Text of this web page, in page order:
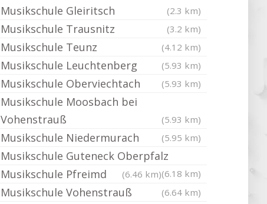
Musikschule Gleiritsch (2.3 km)
Musikschule Trausnitz (3.2 km)
Musikschule Teunz (4.12 km)
Musikschule Leuchtenberg (5.93 km)
Musikschule Oberviechtach (5.93 km)
Musikschule Moosbach bei
Vohenstrauß
(5.93 km)
Musikschule Niedermurach (5.95 km)
Musikschule Guteneck Oberpfalz
(6.18 km)
Musikschule Pfreimd (6.46 km)
Musikschule Vohenstrauß (6.64 km)